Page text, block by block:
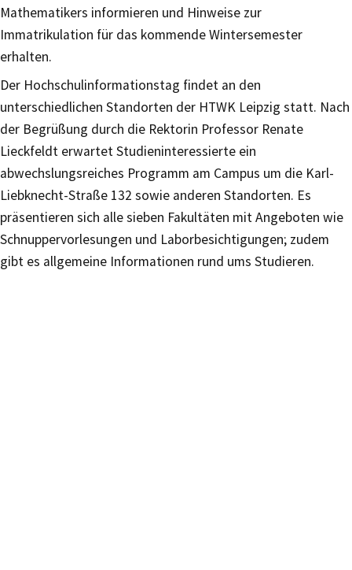
Mathematikers informieren und Hinweise zur
Immatrikulation für das kommende Wintersemester
erhalten.
Der Hochschulinformationstag findet an den
unterschiedlichen Standorten der HTWK Leipzig statt. Nach
der Begrüßung durch die Rektorin Professor Renate
Lieckfeldt erwartet Studieninteressierte ein
abwechslungsreiches Programm am Campus um die Karl-
Liebknecht-Straße 132 sowie anderen Standorten. Es
präsentieren sich alle sieben Fakultäten mit Angeboten wie
Schnuppervorlesungen und Laborbesichtigungen; zudem
gibt es allgemeine Informationen rund ums Studieren.